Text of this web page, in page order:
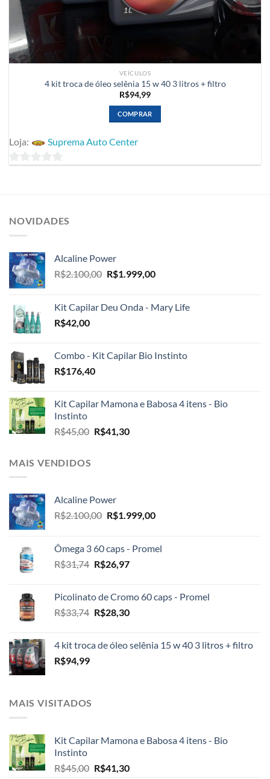
VEÍCULOS
4 kit troca de óleo selênia 15 w 40 3 litros + filtro
R$94,99
COMPRAR
Loja: Suprema Auto Center
5NOVIDADES
Alcaline Power
R$2.100,00 O
era:
R$1.999,00O
é:
Kit Capilar Deu Onda - Mary Life
R$42,00
Combo - Kit Capilar Bio Instinto
R$176,40
Kit Capilar Mamona e Babosa 4 itens - Bio
Instinto
R$45,00 O
R$41,30O
MAIS VENDIDOS
Alcaline Power
R$2.100,00 O
era:
R$2.100,00.
R$1.999,00O
é:
Ômega 3 60 caps - Promel
R$31,74 O
era:
R$31,74.
R$26,97O
é:
R$26,97.
Picolinato de Cromo 60 caps - Promel
R$33,74 O
era:
R$28,30O
é:
4 kit troca de óleo selênia 15 w 40 3 litros + filtro
R$94,99
MAIS VISITADOS
Kit Capilar Mamona e Babosa 4 itens - Bio
Instinto
R$45,00 O
R$41,30O